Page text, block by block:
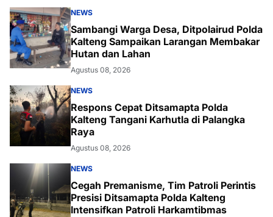
NEWS
Sambangi Warga Desa, Ditpolairud Polda
Kalteng Sampaikan Larangan Membakar
Hutan dan Lahan
Agustus 08, 2026
NEWS
Respons Cepat Ditsamapta Polda
Kalteng Tangani Karhutla di Palangka
Raya
Agustus 08, 2026
NEWS
Cegah Premanisme, Tim Patroli Perintis
Presisi Ditsamapta Polda Kalteng
Intensifkan Patroli Harkamtibmas